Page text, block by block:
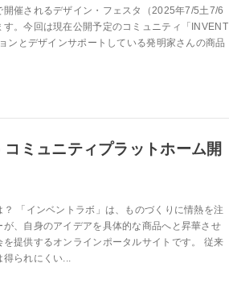
開催されるデザイン・フェスタ（2025年7/5土7/6
す。今回は現在公開予定のコミュニティ「INVENT
ンとデザインサポートしている発明家さんの商品
ミュニティプラットホーム開
？ 「インベントラボ」は、ものづくりに情熱を注
が、自身のアイデアを具体的な商品へと昇華させ
を提供するオンラインポータルサイトです。 従来
られにくい...